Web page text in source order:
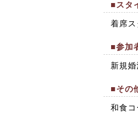
■スタ
着席
■参加
新規
■その
和食